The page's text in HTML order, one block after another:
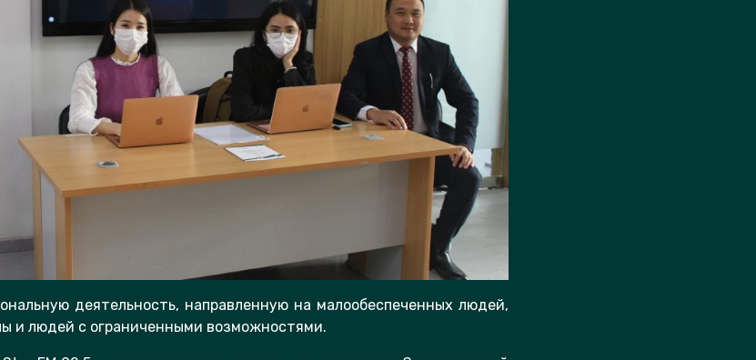
деятельность, направленную на малообеспеченных людей,
и людей с ограниченными возможностями.